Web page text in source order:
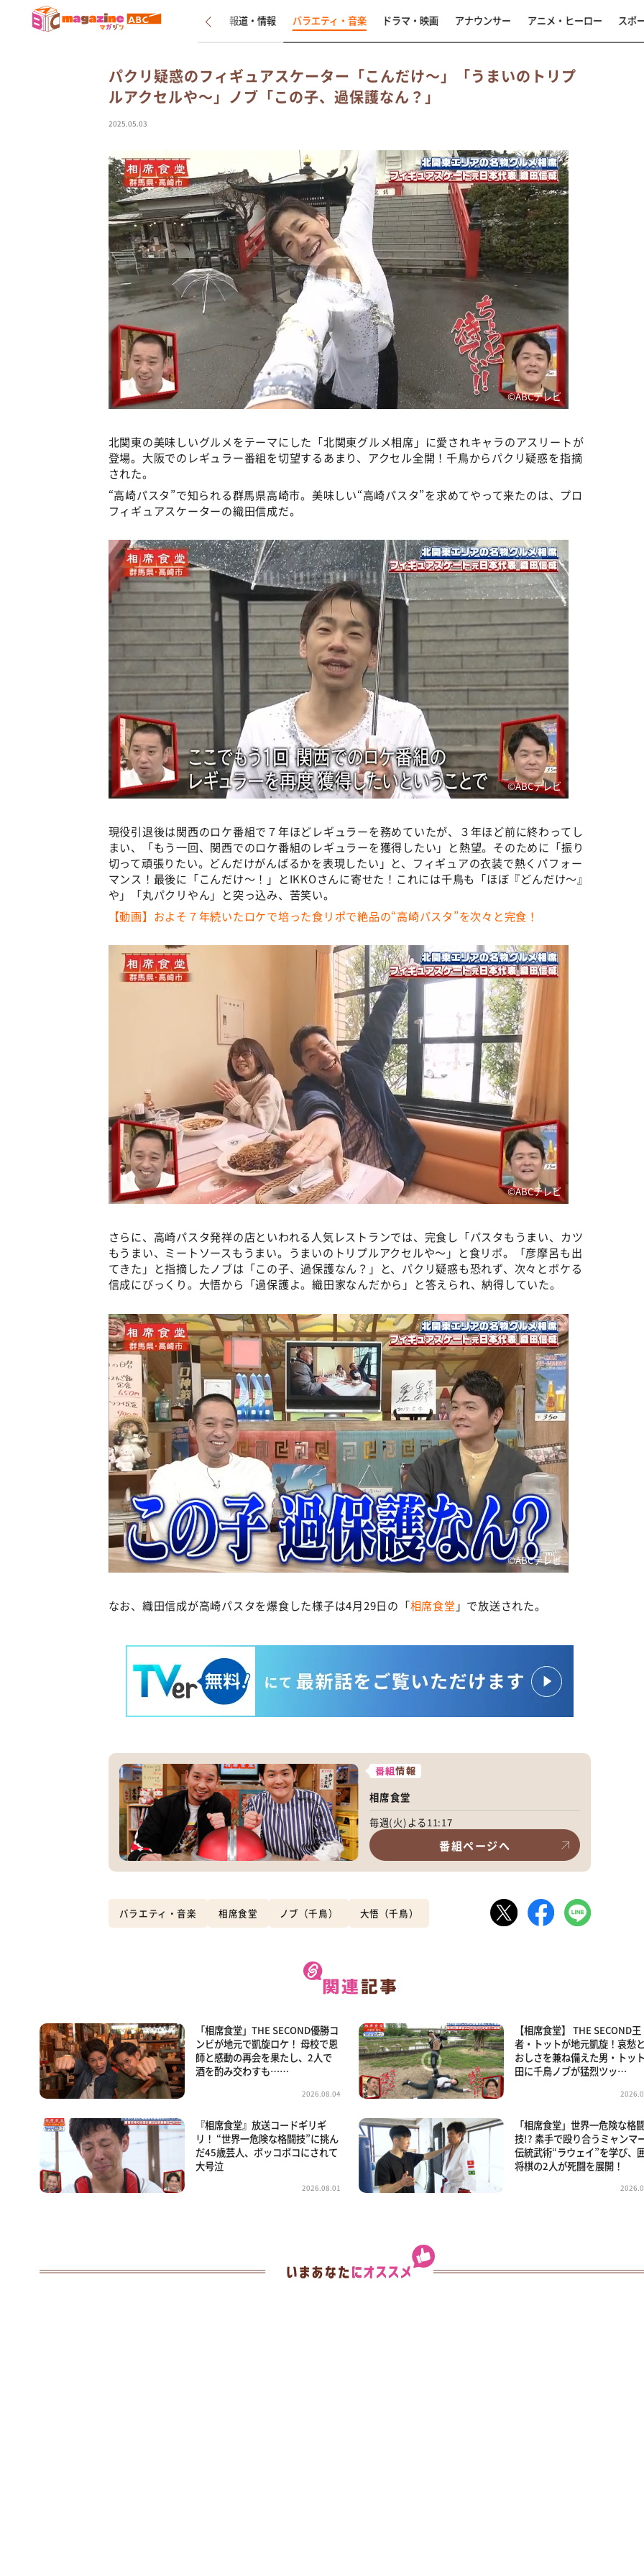
新着 インタビュー 報道・情報 バラエティ・音楽 ドラマ・映画 アナウンサー アニメ・ヒーロー スポ
パクリ疑惑のフィギュアスケーター「こんだけ～」「うまいのトリプ
ルアクセルや～」ノブ「この子、過保護なん？」
2025.05.03
©ABCテレビ
北関東の美味しいグルメをテーマにした「北関東グルメ相席」に愛されキャラのアスリートが
登場。大阪でのレギュラー番組を切望するあまり、アクセル全開！千鳥からパクリ疑惑を指摘
された。
“高崎パスタ”で知られる群馬県高崎市。美味しい“高崎パスタ”を求めてやって来たのは、プロ
フィギュアスケーターの織田信成だ。
©ABCテレビ
現役引退後は関西のロケ番組で７年ほどレギュラーを務めていたが、３年ほど前に終わってし
まい、「もう一回、関西でのロケ番組のレギュラーを獲得したい」と熱望。そのために「振り
切って頑張りたい。どんだけがんばるかを表現したい」と、フィギュアの衣装で熱くパフォー
マンス！最後に「こんだけ～！」とIKKOさんに寄せた！これには千鳥も「ほぼ『どんだけ～』
や」「丸パクリやん」と突っ込み、苦笑い。
【動画】およそ７年続いたロケで培った食リポで絶品の“高崎パスタ”を次々と完食！
©ABCテレビ
さらに、高崎パスタ発祥の店といわれる人気レストランでは、完食し「パスタもうまい、カツ
もうまい、ミートソースもうまい。うまいのトリプルアクセルや～」と食リポ。「彦摩呂も出
てきた」と指摘したノブは「この子、過保護なん？」と、パクリ疑惑も恐れず、次々とボケる
信成にびっくり。大悟から「過保護よ。織田家なんだから」と答えられ、納得していた。
©ABCテレビ
なお、織田信成が高崎パスタを爆食した様子は4月29日の「相席食堂 」で放送された。
番組情報
相席食堂
毎週(火)よる11:17
番組ページへ
バラエティ・音楽 相席食堂 ノブ（千鳥） 大悟（千鳥）
「相席食堂」THE SECOND優勝コ
ンビが地元で凱旋ロケ！ 母校で恩
師と感動の再会を果たし、2人で
酒を酌み交わすも……
2026.08.04
【相席食堂】 THE SECOND王
者・トットが地元凱旋！哀愁
おしさを兼ね備えた男・トッ
田に千鳥ノブが猛烈ツッ…
『相席食堂』放送コードギリギ
リ！ “世界一危険な格闘技”に挑ん
だ45歳芸人、ボッコボコにされて
大号泣
2026.08.01
「相席食堂」世界一危険な格
技!? 素手で殴り合うミャンマ
伝統武術“ラウェイ”を学び、
将棋の2人が死闘を展開！